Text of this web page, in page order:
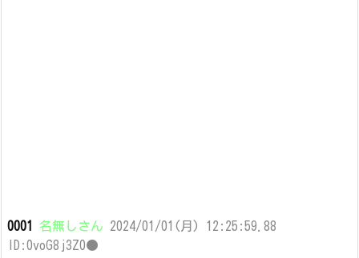
0001 名無しさん 2024/01/01(月) 12:25:59.88
ID:0voG8j3Z0●